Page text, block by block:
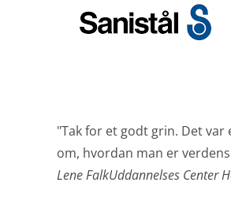
"Tak for et godt grin. Det
om, hvordan man er
Lene FalkUddannelses Center